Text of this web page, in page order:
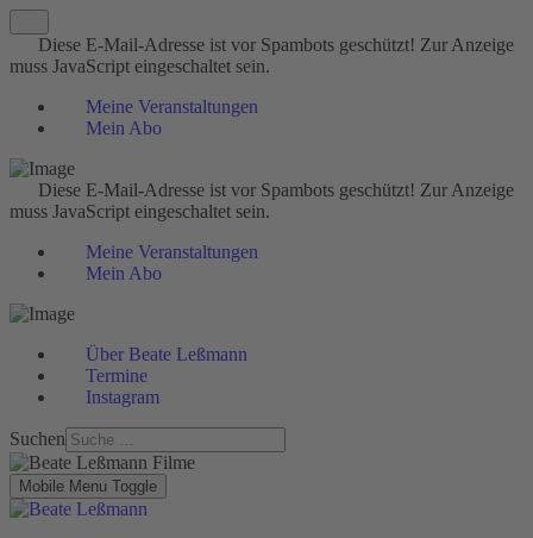
Diese E-Mail-Adresse ist vor Spambots geschützt! Zur Anzeige
muss JavaScript eingeschaltet sein.
Meine Veranstaltungen
Mein Abo
Diese E-Mail-Adresse ist vor Spambots geschützt! Zur Anzeige
muss JavaScript eingeschaltet sein.
Meine Veranstaltungen
Mein Abo
Über Beate Leßmann
Termine
Instagram
Suchen
Mobile Menu Toggle